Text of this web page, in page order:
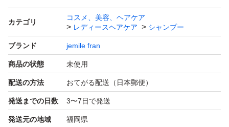
カテゴリ
コスメ、美容、ヘアケア
レディースヘアケア
シャンプー
ブランド jemile fran
商品の状態 未使用
配送の方法 おてがる配送（日本郵便）
発送までの日数 3〜7日で発送
発送元の地域 福岡県